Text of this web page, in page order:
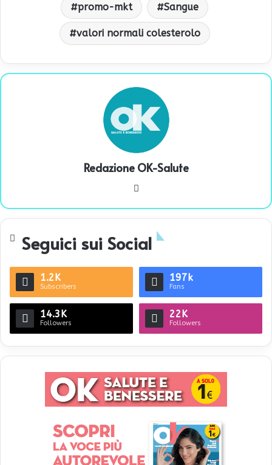
promo-mkt Sangue
valori normali colesterolo
Redazione OK-Salute
te
Seguici sui Social
1.2K
Subscribers
197k
Fans
14.3K
Followers
22K
Followers